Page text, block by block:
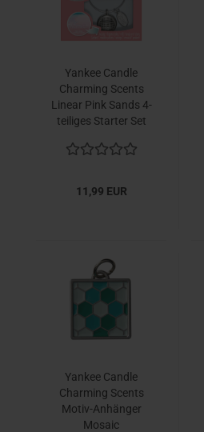
Yankee Candle
Charming Scents
Linear Pink Sands 4-
teiliges Starter Set
11,99 EUR
Yankee Candle
Charming Scents
Motiv-Anhänger
Mosaic